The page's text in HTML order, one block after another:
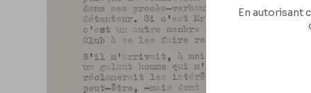
En autorisant